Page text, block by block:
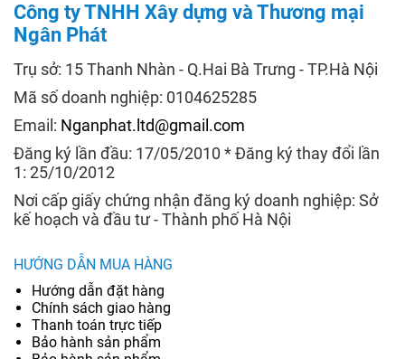
Công ty TNHH Xây dựng và Thương mại
Ngân Phát
Trụ sở: 15 Thanh Nhàn - Q.Hai Bà Trưng - TP.Hà Nội
Mã số doanh nghiệp: 0104625285
Email: Nganphat.ltd@gmail.com
Đăng ký lần đầu: 17/05/2010 * Đăng ký thay đổi lần
1: 25/10/2012
Nơi cấp giấy chứng nhận đăng ký doanh nghiệp: Sở
kế hoạch và đầu tư - Thành phố Hà Nội
HƯỚNG DẪN MUA HÀNG
Hướng dẫn đặt hàng
Chính sách giao hàng
Thanh toán trực tiếp
Bảo hành sản phẩm